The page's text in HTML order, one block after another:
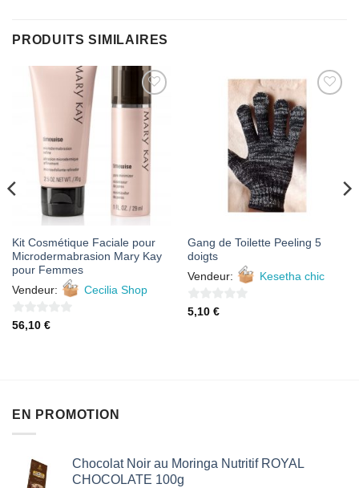
PRODUITS SIMILAIRES
AJOUTER
À MES
FAVORIS
Kit Cosmétique Faciale pour
Microdermabrasion Mary Kay
pour Femmes
Vendeur:
Cecilia Shop
0
56,10 €
AJOUTER
À MES
FAVORIS
Gang de Toilette Peeling 5
doigts
Vendeur:
Kesetha chic
0
5,10 €
EN PROMOTION
Chocolat Noir au Moringa Nutritif ROYAL
CHOCOLATE 100g